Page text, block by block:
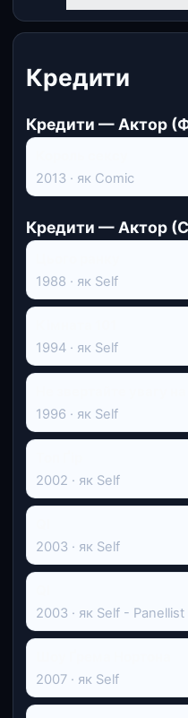
Кредити
Кредити — Актор
2013 · як Comic
Кредити — Актор
1988 · як Self
1994 · як Self
1996 · як Self
2002 · як Self
2003 · як Self
2003 · як Self -
2007 · як Self